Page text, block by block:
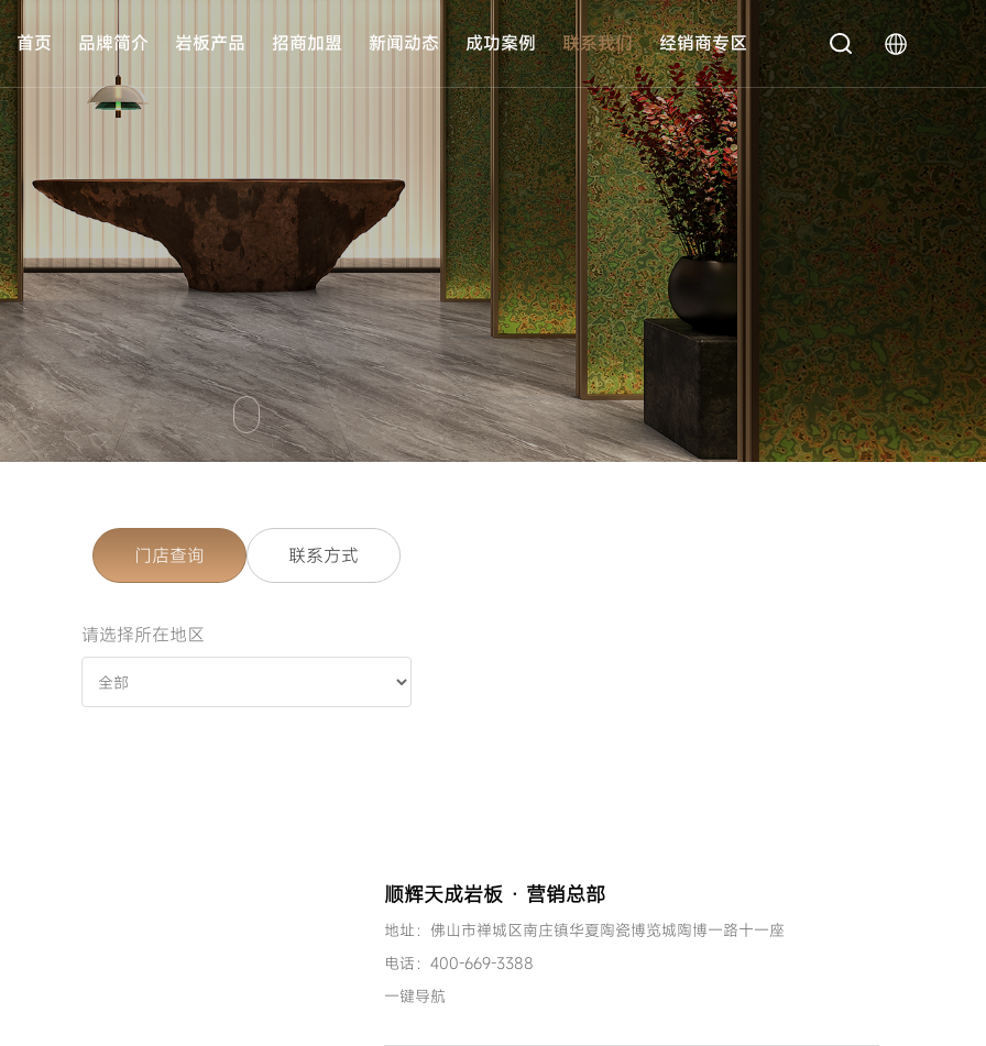
首页 品牌简介 岩板产品 招商加盟 新闻动态 成功案例 联系我们 经销商专区
门店查询 联系方式
请选择所在地区
顺辉天成岩板 · 营销总部
地址：佛山市禅城区南庄镇华夏陶瓷博览城陶博一路十一座
电话：400-669-3388
一键导航